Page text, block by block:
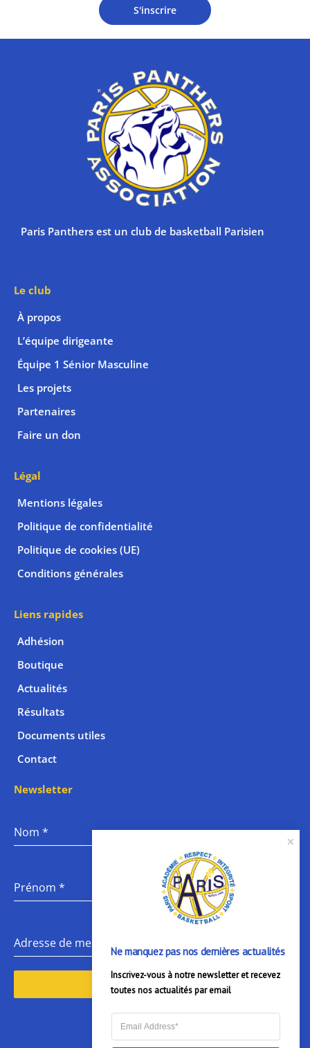
S'inscrire
Paris Panthers est un club de basketball Parisien
Le club
À propos
L’équipe dirigeante
Équipe 1 Sénior Masculine
Les projets
Partenaires
Faire un don
Légal
Mentions légales
Politique de confidentialité
Politique de cookies (UE)
Conditions générales
Liens rapides
Adhésion
Boutique
Actualités
Résultats
Documents utiles
Contact
Newsletter
Nom *
Prénom *
Adresse de messagerie
S’abonner
Ne manquez pas nos dernières actualités
Inscrivez-vous à notre newsletter et recevez
toutes nos actualités par email